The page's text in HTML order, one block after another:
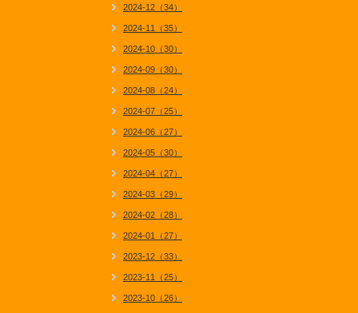
2024-12（34）
2024-11（35）
2024-10（30）
2024-09（30）
2024-08（24）
2024-07（25）
2024-06（27）
2024-05（30）
2024-04（27）
2024-03（29）
2024-02（28）
2024-01（27）
2023-12（33）
2023-11（25）
2023-10（26）